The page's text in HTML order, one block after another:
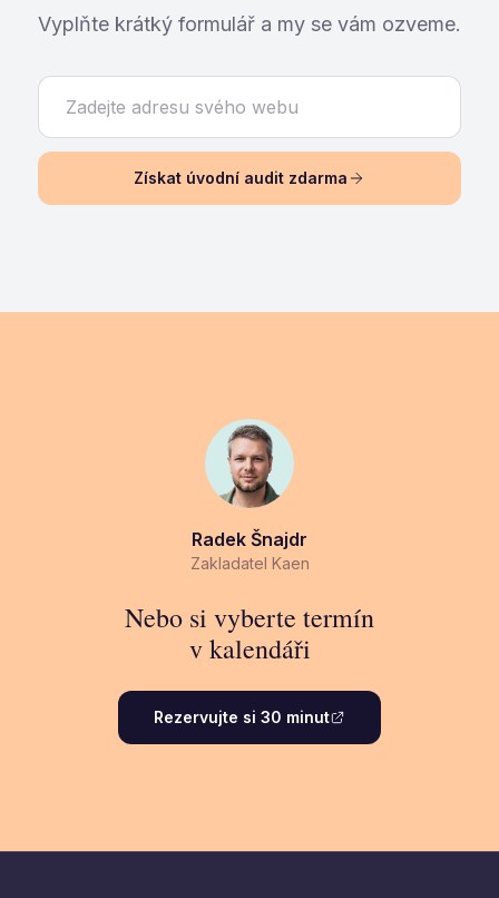
Vyplňte krátký formulář a my se vám ozveme.
Získat úvodní audit zdarma
Radek Šnajdr
Zakladatel Kaen
Nebo si vyberte termín
v kalendáři
Rezervujte si 30 minut